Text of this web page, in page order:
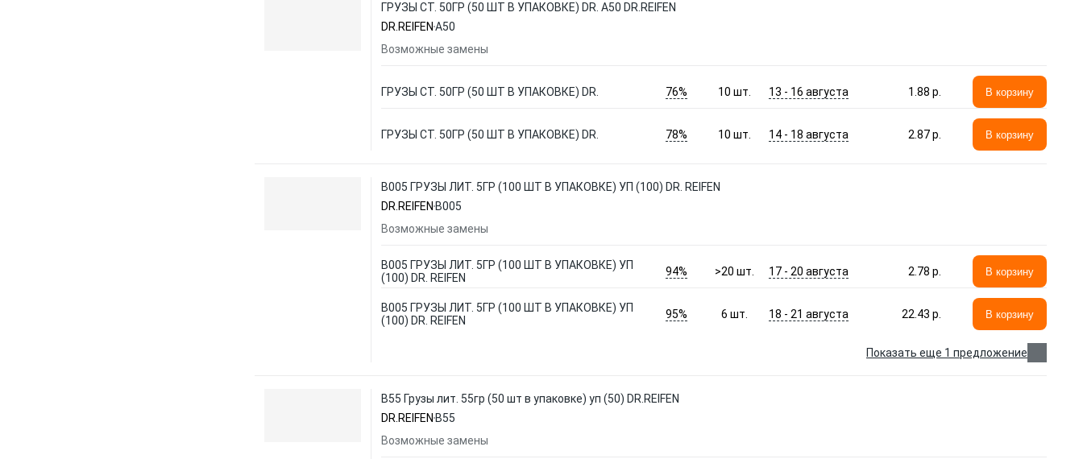
ГРУЗЫ СТ. 50ГР (50 ШТ В УПАКОВКЕ) DR. A50 DR.REIFEN
DR.REIFEN A50
Возможные замены
ГРУЗЫ СТ. 50ГР (50 ШТ В УПАКОВКЕ) DR. 76% 10 шт. 13 - 16 августа 1.88 p. В корзину
ГРУЗЫ СТ. 50ГР (50 ШТ В УПАКОВКЕ) DR. 78% 10 шт. 14 - 18 августа 2.87 p. В корзину
B005 ГРУЗЫ ЛИТ. 5ГР (100 ШТ В УПАКОВКЕ) УП (100) DR. REIFEN
DR.REIFEN B005
Возможные замены
B005 ГРУЗЫ ЛИТ. 5ГР (100 ШТ В УПАКОВКЕ) УП
(100) DR. REIFEN
94% >20 шт. 17 - 20 августа 2.78 p. В корзину
B005 ГРУЗЫ ЛИТ. 5ГР (100 ШТ В УПАКОВКЕ) УП
(100) DR. REIFEN
95% 6 шт. 18 - 21 августа 22.43 p. В корзину
Показать еще 1 предложение
B55 Грузы лит. 55гр (50 шт в упаковке) уп (50) DR.REIFEN
DR.REIFEN B55
Возможные замены